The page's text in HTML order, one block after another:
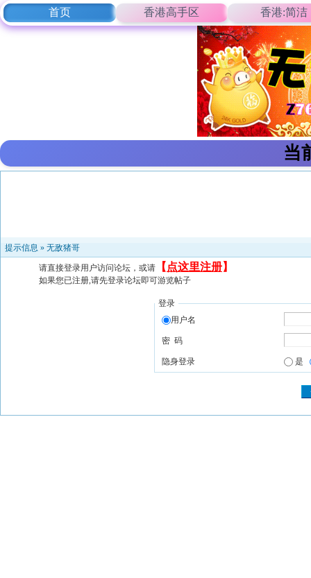
首页 香港高手区 香港:简洁
当
提示信息 » 无敌猪哥
请直接登录用户访问论坛，或请 【 点这里注册】
如果您已注册,请先登录论坛即可游览帖子
登录
用户名
密 码
隐身登录 是